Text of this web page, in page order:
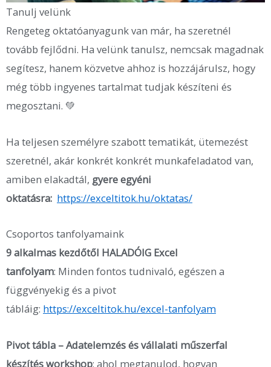
Tanulj velünk
Rengeteg oktatóanyagunk van már, ha szeretnél
tovább fejlődni. Ha velünk tanulsz, nemcsak magadnak
segítesz, hanem közvetve ahhoz is hozzájárulsz, hogy
még több ingyenes tartalmat tudjak készíteni és
megosztani. 💚
Ha teljesen személyre szabott tematikát, ütemezést
szeretnél, akár konkrét konkrét munkafeladatod van,
amiben elakadtál, gyere egyéni
oktatásra: https://exceltitok.hu/oktatas/
Csoportos tanfolyamaink
9 alkalmas kezdőtől HALADÓIG Excel
tanfolyam: Minden fontos tudnivaló, egészen a
függvényekig és a pivot
tábláig: https://exceltitok.hu/excel-tanfolyam
Pivot tábla – Adatelemzés és vállalati műszerfal
készítés workshop: ahol megtanulod, hogyan